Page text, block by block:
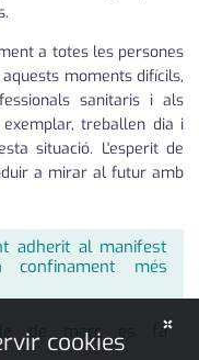
a totes les persones
moments difícils,
sanitaris i als
treballen dia i
situació. L'esperit de
a mirar al futur amb
adherit al manifest
confinament més
de març es fa×
cookies